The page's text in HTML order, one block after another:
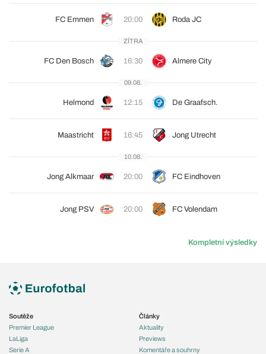
FC Emmen 20:00 Roda JC
ZÍTRA
FC Den Bosch 16:30 Almere City
09.08.
Helmond 12:15 De Graafsch.
Maastricht 16:45 Jong Utrecht
10.08.
Jong Alkmaar 20:00 FC Eindhoven
Jong PSV 20:00 FC Volendam
Kompletní výsledky
Soutěže
Premier League
LaLiga
Serie A
Články
Aktuality
Previews
Komentáře a souhrny